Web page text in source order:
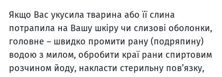
Якщо Вас укусила тварина або її слина
потрапила на Вашу шкіру чи слизові оболонки,
головне – швидко промити рану (подряпину)
водою з милом, обробити краї рани спиртовим
розчином йоду, накласти стерильну пов’язку,